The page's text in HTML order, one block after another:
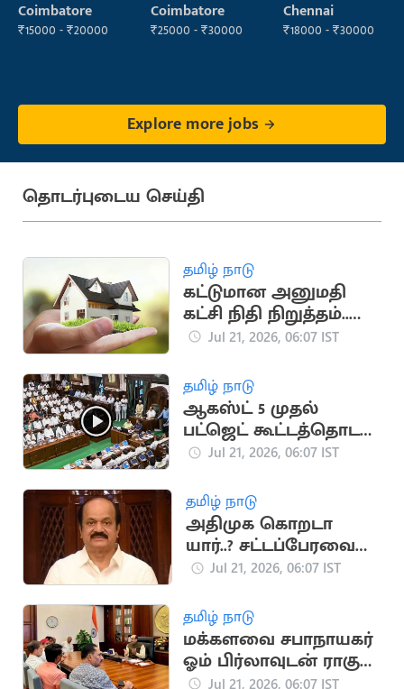
Coimbatore
₹15000 - ₹20000
Operator
Coimbatore
₹25000 - ₹30000
Operator
Chennai
₹18000 - ₹30000
Explore more jobs
தொடர்புடைய செய்தி
தமிழ் நாடு
கட்டுமான அனுமதி
கட்சி நிதி நிறுத்தம்..
வீடுகள் விலை
Jul 21, 2026, 06:07 IST
தமிழ் நாடு
ஆகஸ்ட் 5 முதல்
பட்ஜெட் கூட்டத்தொடர்..
சபாநாயகர் அறிவிப்பு
Jul 21, 2026, 06:07 IST
தமிழ் நாடு
அதிமுக கொறடா
யார்..? சட்டப்பேரவை
கூடும்போது அறிவிப்பு
Jul 21, 2026, 06:07 IST
தமிழ் நாடு
மக்களவை சபாநாயகர்
ஓம் பிர்லாவுடன் ராகுல்
Jul 21, 2026, 06:07 IST